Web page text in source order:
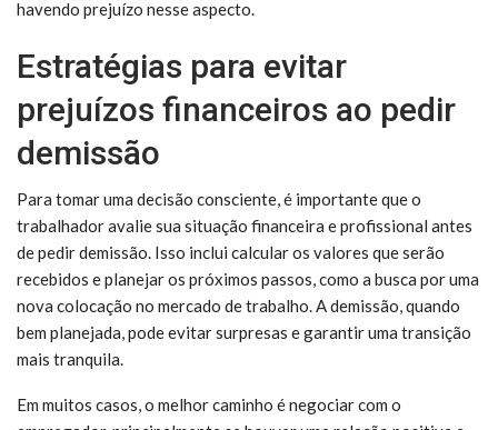
havendo prejuízo nesse aspecto.
Estratégias para evitar
prejuízos financeiros ao pedir
demissão
Para tomar uma decisão consciente, é importante que o
trabalhador avalie sua situação financeira e profissional antes
de pedir demissão. Isso inclui calcular os valores que serão
recebidos e planejar os próximos passos, como a busca por uma
nova colocação no mercado de trabalho. A demissão, quando
bem planejada, pode evitar surpresas e garantir uma transição
mais tranquila.
Em muitos casos, o melhor caminho é negociar com o